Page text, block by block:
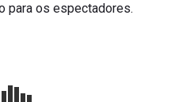
para os espectadores.